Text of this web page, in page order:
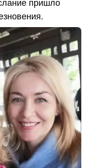
пришло